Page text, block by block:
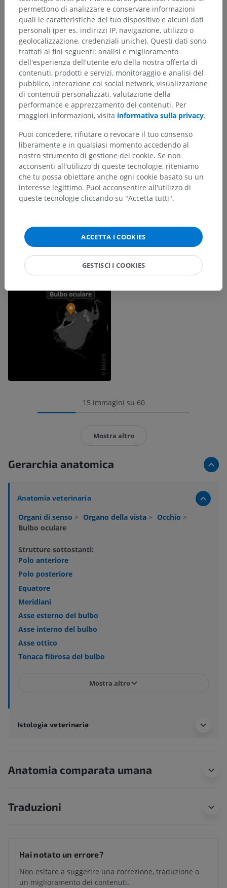
15 immagini su 60
Mostra altro
Gerarchia anatomica
Anatomia veterinaria
Organi di senso > Organo della vista > Occhio >
Bulbo oculare
Strutture sottostanti:
Polo anteriore
Polo posteriore
Equatore
Meridiani
Asse esterno del bulbo
Asse interno del bulbo
Asse ottico
Tonaca fibrosa del bulbo
Mostra altro
Istologia veterinaria
Anatomia comparata umana
Traduzioni
Hai notato un errore?
Non esitare a suggerire una correzione, traduzione o
un miglioramento dei contenuti.
permettono di analizzare e conservare informazioni
quali le caratteristiche del tuo dispositivo e alcuni dati
personali (per es. indirizzi IP, navigazione, utilizzo o
geolocalizzazione, credenziali uniche). Questi dati sono
trattati ai fini seguenti: analisi e miglioramento
dell'esperienza dell'utente e/o della nostra offerta di
contenuti, prodotti e servizi, monitoraggio e analisi del
pubblico, interazione coi social network, visualizzazione
di contenuti personalizzati, valutazione della
performance e apprezzamento dei contenuti. Per
maggiori informazioni, visita informativa sulla privacy.
Puoi concedere, rifiutare o revocare il tuo consenso
liberamente e in qualsiasi momento accedendo al
nostro strumento di gestione dei cookie. Se non
acconsenti all'utilizzo di queste tecnologie, riteniamo
che tu possa obiettare anche ogni cookie basato su un
interesse legittimo. Puoi acconsentire all'utilizzo di
queste tecnologie cliccando su "Accetta tutti".
ACCETTA I COOKIES
GESTISCI I COOKIES